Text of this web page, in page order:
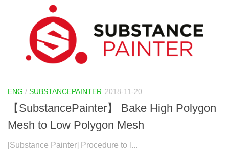
ENG / SUBSTANCEPAINTER 2018-11-20
【SubstancePainter】 Bake High Polygon
Mesh to Low Polygon Mesh
[Substance Painter] Procedure to l...